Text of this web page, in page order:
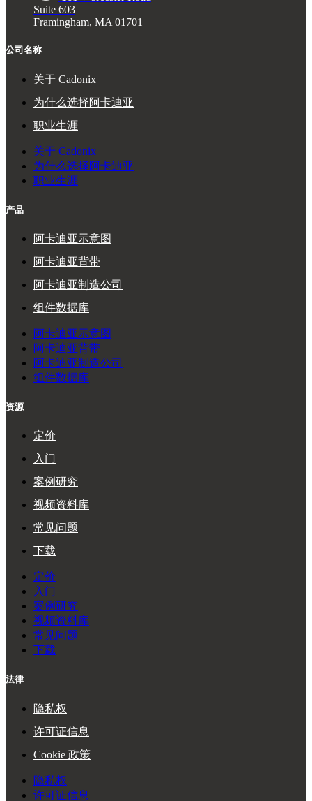
Suite 603
Framingham, MA 01701
公司名称
关于 Cadonix
为什么选择阿卡迪亚
职业生涯
关于 Cadonix
为什么选择阿卡迪亚
职业生涯
产品
阿卡迪亚示意图
阿卡迪亚背带
阿卡迪亚制造公司
组件数据库
阿卡迪亚示意图
阿卡迪亚背带
阿卡迪亚制造公司
组件数据库
资源
定价
入门
案例研究
视频资料库
常见问题
下载
定价
入门
案例研究
视频资料库
常见问题
下载
法律
隐私权
许可证信息
Cookie 政策
隐私权
许可证信息